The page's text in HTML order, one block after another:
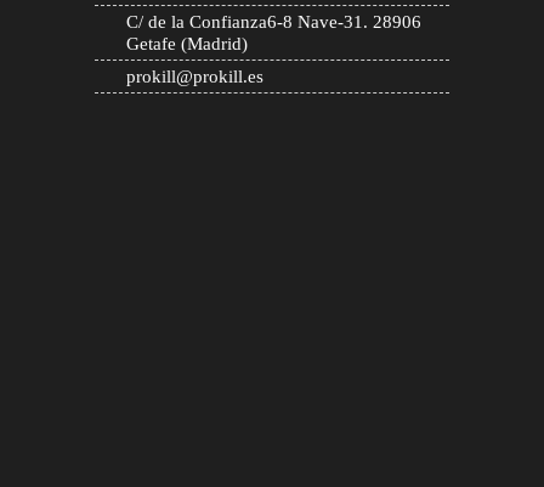
C/ de la Confianza6-8 Nave-31. 28906
Getafe (Madrid)
prokill@prokill.es